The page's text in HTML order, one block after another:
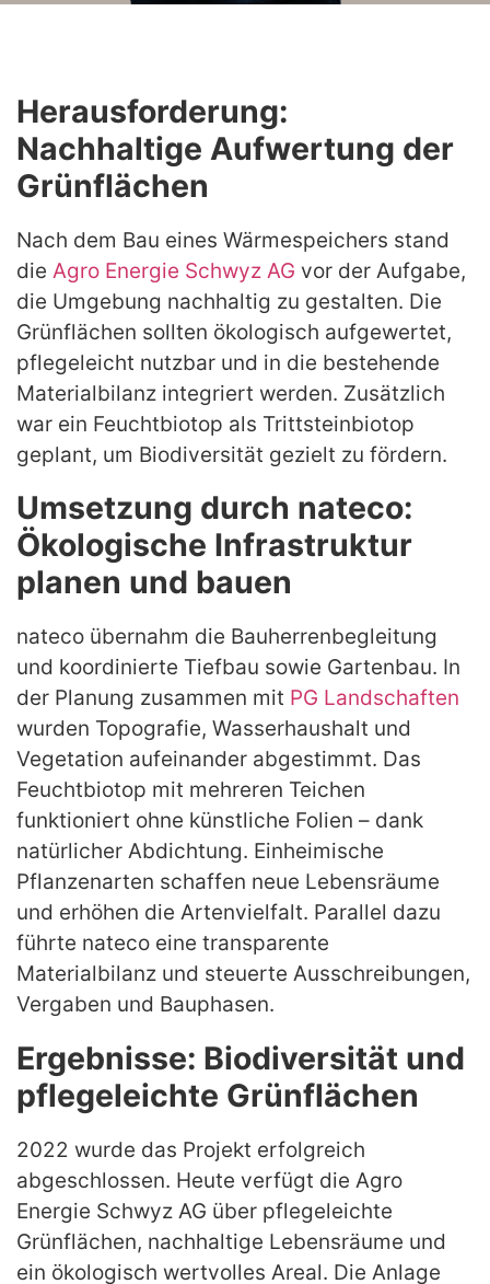
Herausforderung:
Nachhaltige Aufwertung der
Grünflächen
Nach dem Bau eines Wärmespeichers stand
die Agro Energie Schwyz AG vor der Aufgabe,
die Umgebung nachhaltig zu gestalten. Die
Grünflächen sollten ökologisch aufgewertet,
pflegeleicht nutzbar und in die bestehende
Materialbilanz integriert werden. Zusätzlich
war ein Feuchtbiotop als Trittsteinbiotop
geplant, um Biodiversität gezielt zu fördern.
Umsetzung durch nateco:
Ökologische Infrastruktur
planen und bauen
nateco übernahm die Bauherrenbegleitung
und koordinierte Tiefbau sowie Gartenbau. In
der Planung zusammen mit PG Landschaften
wurden Topografie, Wasserhaushalt und
Vegetation aufeinander abgestimmt. Das
Feuchtbiotop mit mehreren Teichen
funktioniert ohne künstliche Folien – dank
natürlicher Abdichtung. Einheimische
Pflanzenarten schaffen neue Lebensräume
und erhöhen die Artenvielfalt. Parallel dazu
führte nateco eine transparente
Materialbilanz und steuerte Ausschreibungen,
Vergaben und Bauphasen.
Ergebnisse: Biodiversität und
pflegeleichte Grünflächen
2022 wurde das Projekt erfolgreich
abgeschlossen. Heute verfügt die Agro
Energie Schwyz AG über pflegeleichte
Grünflächen, nachhaltige Lebensräume und
ein ökologisch wertvolles Areal. Die Anlage